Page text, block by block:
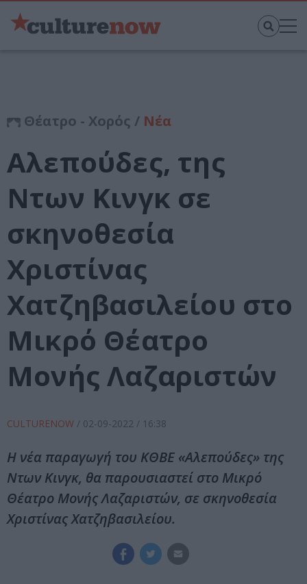
Θέατρο - Χορός / Νέα
Αλεπούδες, της
Ντων Κινγκ σε
σκηνοθεσία
Χριστίνας
Χατζηβασιλείου στο
Μικρό Θέατρο
Μονής Λαζαριστών
CULTURENOW / 02-09-2022 / 16:38
Η νέα παραγωγή του ΚΘΒΕ «Αλεπούδες» της
Ντων Κινγκ, θα παρουσιαστεί στο Μικρό
Θέατρο Μονής Λαζαριστών, σε σκηνοθεσία
Χριστίνας Χατζηβασιλείου.